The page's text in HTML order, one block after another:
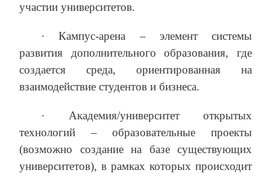
участии университетов.
· Кампус-арена – элемент системы
развития дополнительного образования, где
создается среда, ориентированная на
взаимодействие студентов и бизнеса.
· Академия/университет открытых
технологий – образовательные проекты
(возможно создание на базе существующих
университетов), в рамках которых происходит